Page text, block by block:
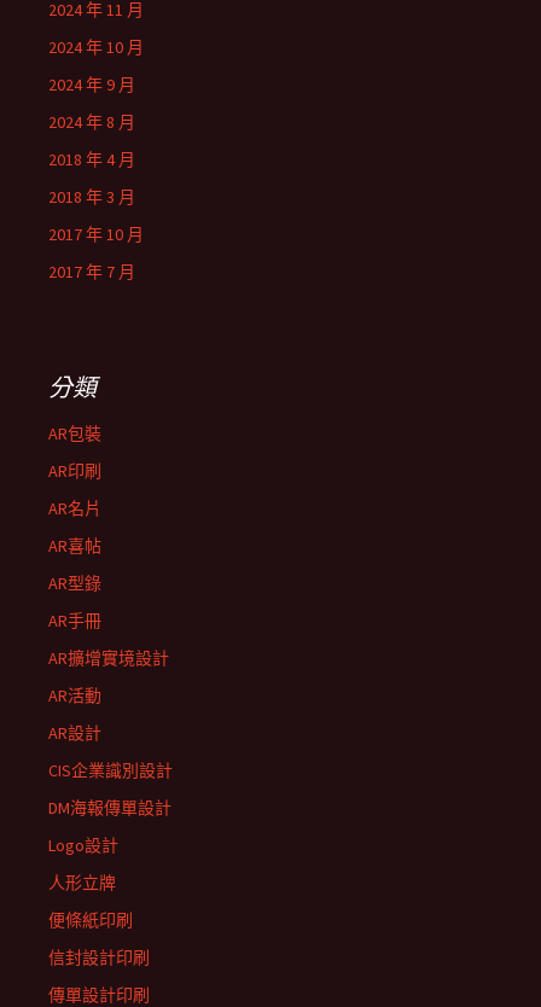
2024 年 11 月
2024 年 10 月
2024 年 9 月
2024 年 8 月
2018 年 4 月
2018 年 3 月
2017 年 10 月
2017 年 7 月
分類
AR包裝
AR印刷
AR名片
AR喜帖
AR型錄
AR手冊
AR擴增實境設計
AR活動
AR設計
CIS企業識別設計
DM海報傳單設計
Logo設計
人形立牌
便條紙印刷
信封設計印刷
傳單設計印刷